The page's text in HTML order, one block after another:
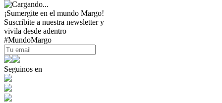
¡Sumergite en el mundo Margo!
Suscribite a nuestra newsletter y
vivila desde adentro
#MundoMargo
Seguinos en